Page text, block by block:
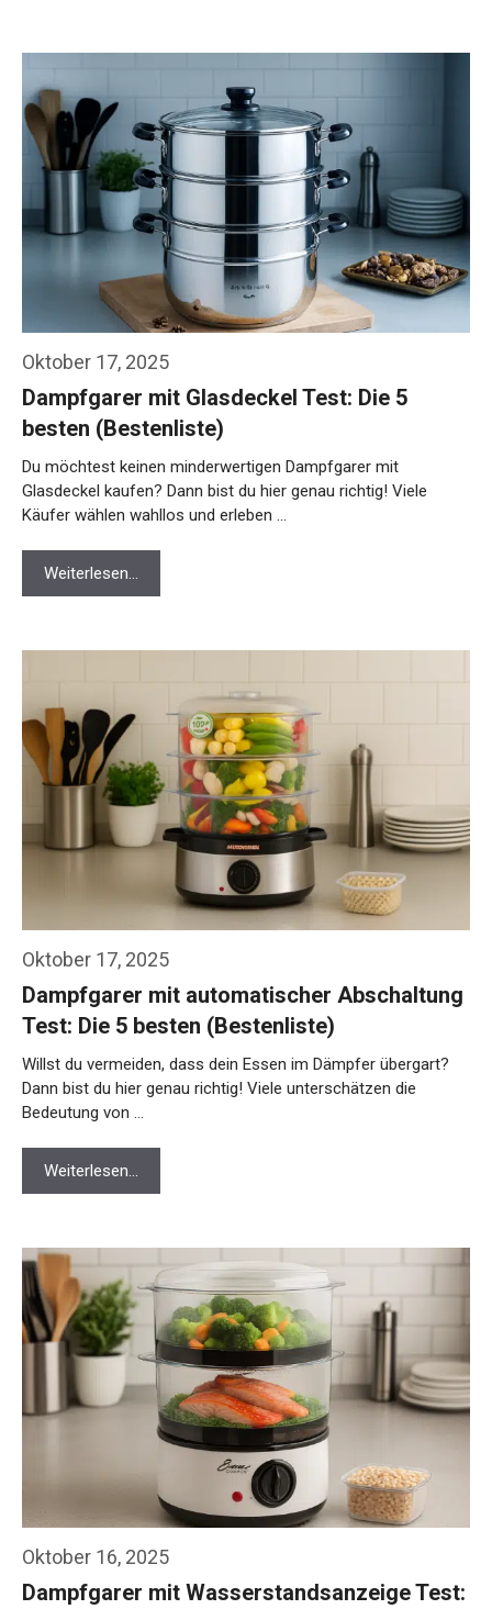
Oktober 17, 2025
Dampfgarer mit Glasdeckel Test: Die 5
besten (Bestenliste)
Du möchtest keinen minderwertigen Dampfgarer mit
Glasdeckel kaufen? Dann bist du hier genau richtig! Viele
Käufer wählen wahllos und erleben …
Weiterlesen…
Oktober 17, 2025
Dampfgarer mit automatischer Abschaltung
Test: Die 5 besten (Bestenliste)
Willst du vermeiden, dass dein Essen im Dämpfer übergart?
Dann bist du hier genau richtig! Viele unterschätzen die
Bedeutung von …
Weiterlesen…
Oktober 16, 2025
Dampfgarer mit Wasserstandsanzeige Test: